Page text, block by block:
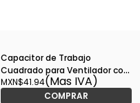
Capacitor de Trabajo
Cuadrado para Ventilador con
Cables 4UF, 250V -
CTRVC25V04
MXN$41.94(Mas IVA)
COMPRAR